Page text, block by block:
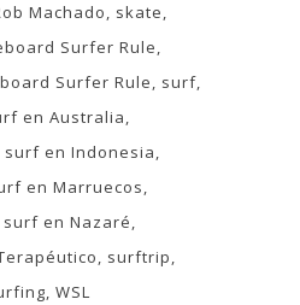
Machado
skate
Surfer Rule
Surfer Rule
surf
en Australia
surf en Indonesia
en Marruecos
surf en Nazaré
surftrip
WSL